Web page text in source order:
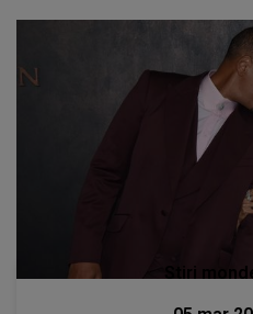
Stiri